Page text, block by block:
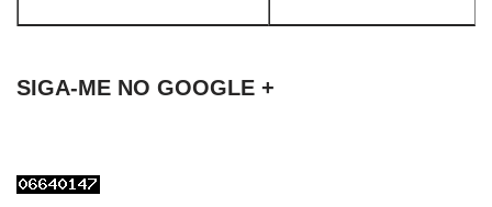
SIGA-ME NO GOOGLE +